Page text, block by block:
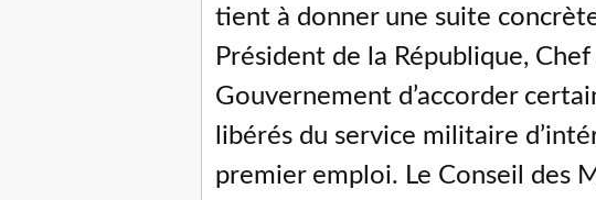
tient à donner une suite
Président de la République, Chef
Gouvernement d’accorder
libérés du service militaire
premier emploi. Le Conseil des